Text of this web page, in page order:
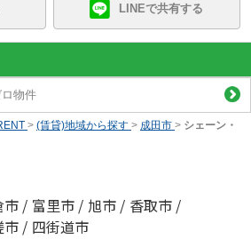
LINEで共有する
ロ物件
> (賃貸)地域から探す > 成田市 > シェーン・
市 / 富里市 / 旭市 / 香取市 /
市 / 四街道市